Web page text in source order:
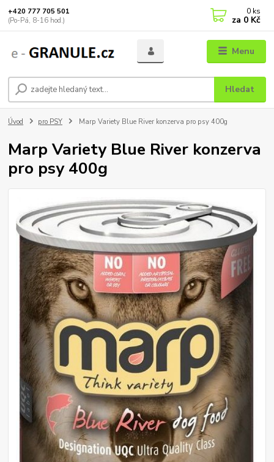
Menu
Hledat
+420 777 705 501
(Po-Pá, 8-16 hod.)
0 ks
za 0 Kč
Úvod pro PSY Marp Variety Blue River konzerva pro psy 400g
Marp Variety Blue River konzerva
pro psy 400g